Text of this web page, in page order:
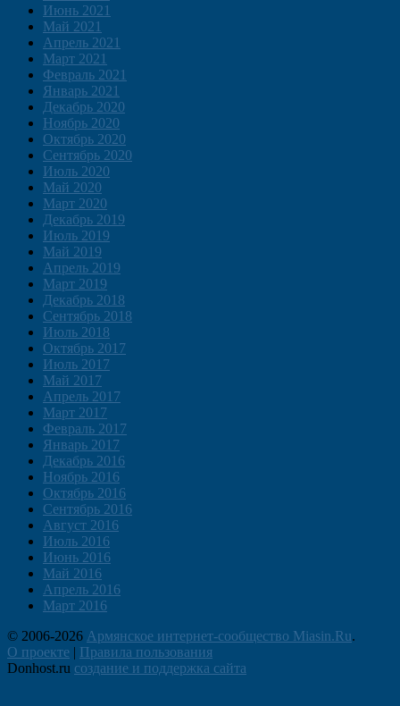
Июнь 2021
Май 2021
Апрель 2021
Март 2021
Февраль 2021
Январь 2021
Декабрь 2020
Ноябрь 2020
Октябрь 2020
Сентябрь 2020
Июль 2020
Май 2020
Март 2020
Декабрь 2019
Июль 2019
Май 2019
Апрель 2019
Март 2019
Декабрь 2018
Сентябрь 2018
Июль 2018
Октябрь 2017
Июль 2017
Май 2017
Апрель 2017
Март 2017
Февраль 2017
Январь 2017
Декабрь 2016
Ноябрь 2016
Октябрь 2016
Сентябрь 2016
Август 2016
Июль 2016
Июнь 2016
Май 2016
Апрель 2016
Март 2016
© 2006-2026 Армянское интернет-сообщество Miasin.Ru.
О проекте | Правила пользования
Donhost.ru создание и поддержка сайта